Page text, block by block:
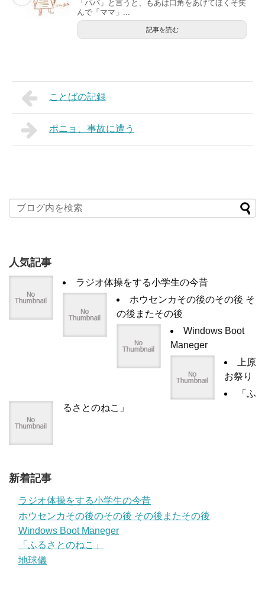
「パパ」と言うと、もあは口角をあげてほくそ笑
んで「ママ」...
記事を読む
ことばの記録
ポニョ、事故に遭う
人気記事
ラジオ体操をする小学生の今昔
ホウセンカその後のその後 そ
の後またその後
Windows Boot
Maneger
上原
お祭り
「ふ
るさとのねこ」
新着記事
ラジオ体操をする小学生の今昔
ホウセンカその後のその後 その後またその後
Windows Boot Maneger
「ふるさとのねこ」
地球儀